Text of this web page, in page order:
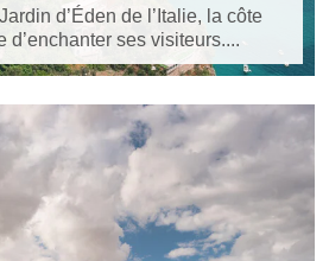
d’Éden de l’Italie, la côte
d’enchanter ses visiteurs....